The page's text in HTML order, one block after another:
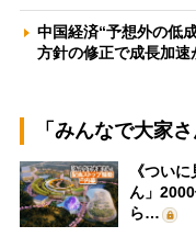
中国経済“予想外の低
方針の修正で成長加
「みんなで大家
《つい
ん」
ら…